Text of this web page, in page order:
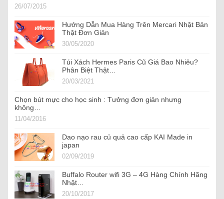
26/07/2015
Hướng Dẫn Mua Hàng Trên Mercari Nhật Bản
Thật Đơn Giản
30/05/2020
Túi Xách Hermes Paris Cũ Giá Bao Nhiêu?
Phân Biệt Thật…
20/03/2021
Chọn bút mực cho học sinh : Tưởng đơn giản nhưng
không…
11/04/2016
Dao nạo rau củ quả cao cấp KAI Made in
japan
02/09/2019
Buffalo Router wifi 3G – 4G Hàng Chính Hãng
Nhật…
20/10/2017